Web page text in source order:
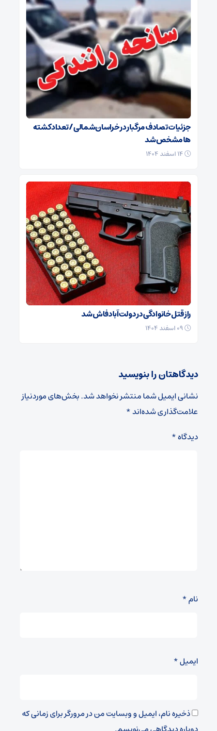
جزئیات تصادف مرگبار در خراسان‌شمالی/ تعداد کشته
ها مشخص شد
راز قتل خانوادگی در دولت‌آباد فاش شد
دیدگاهتان را بنویسید
نشانی ایمیل شما منتشر نخواهد شد.بخش‌های موردنیاز
علامت‌گذاری شده‌اند*
دیدگاه*
نام*
ایمیل*
ذخیره نام، ایمیل و وبسایت من در مرورگر برای زمانی که